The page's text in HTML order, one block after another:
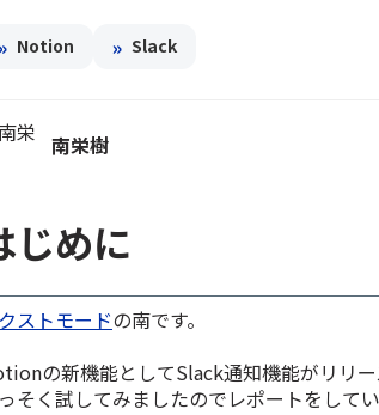
Notion » Slack
南栄樹
じめに
ストモードの南です。
の新機能としてSlack通知機能がリリー
そく試してみましたのでレポートをして